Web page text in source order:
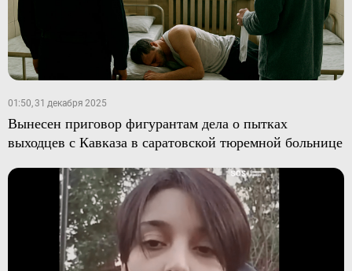
01:50, 31 декабря 2025
Вынесен приговор фигурантам дела о пытках
выходцев с Кавказа в саратовской тюремной больнице